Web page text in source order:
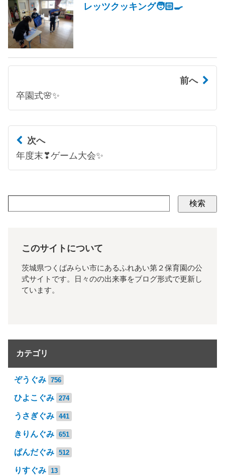
レッツクッキング🧑🏻‍🍳
前へ
卒園式🌸✨
次へ
年度末❣ゲーム大会✨
検索
このサイトについて
茨城県つくばみらい市にあるふれあい第２保育園の公
式サイトです。日々のの出来事をブログ形式で更新し
ています。
カテゴリ
ぞうぐみ 756
ひよこぐみ 274
うさぎぐみ 441
きりんぐみ 651
ぱんだぐみ 512
りすぐみ 13